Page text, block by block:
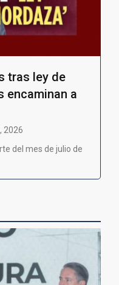
tras ley de
encaminan a
2026
del mes de julio de